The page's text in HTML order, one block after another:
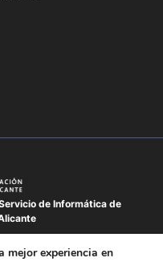
de Informática de
mejor experiencia en